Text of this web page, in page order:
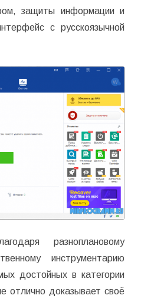
защиты информации и
с русскоязычной
разноплановому
инструментарию
достойных в категории
отлично доказывает своё